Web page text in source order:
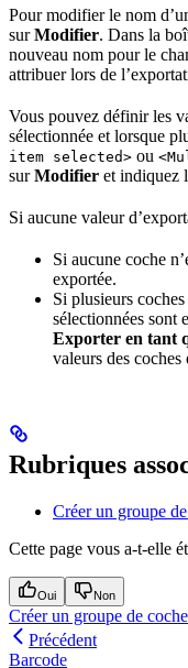
Pour modifier le nom
surModifier. Dans la
nouveau nom pour le
attribuer lors de
Vous pouvez définir les
sélectionnée et lorsque
item selected> ou
surModifier et indiquez
Si aucune valeur
Si aucune coche
exportée.
Si plusieurs
sélectionnées sont
Exporter en tant
valeurs des coches
Rubriques
Créer un groupe
Cette page vous a-t-elle
Oui Non
Créer un groupe de
Précédent
Barcode